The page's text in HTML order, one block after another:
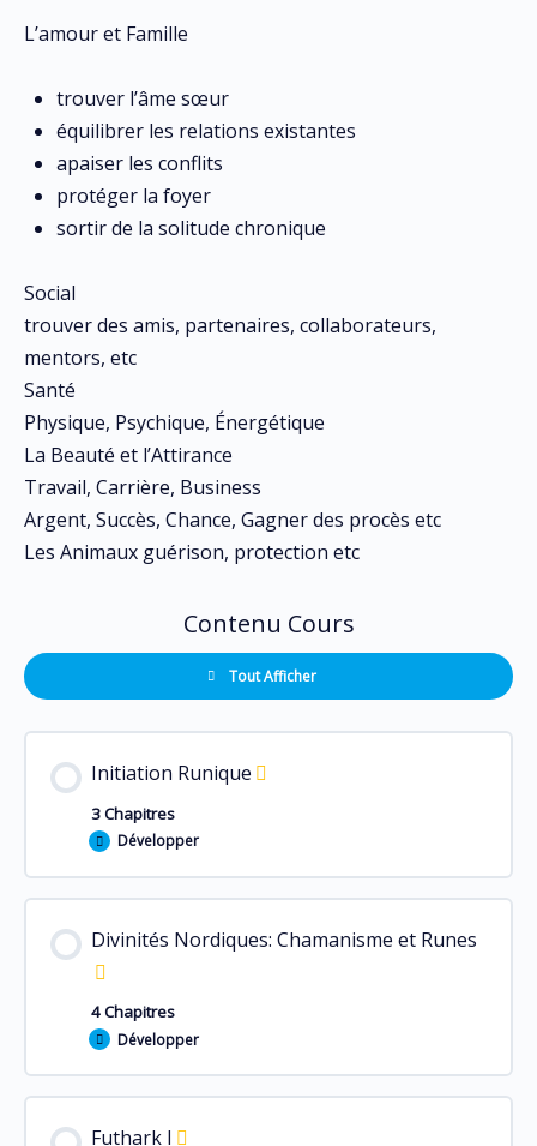
L’amour et Famille
trouver l’âme sœur
équilibrer les relations existantes
apaiser les conflits
protéger la foyer
sortir de la solitude chronique
Social
trouver des amis, partenaires, collaborateurs,
mentors, etc
Santé
Physique, Psychique, Énergétique
La Beauté et l’Attirance
Travail, Carrière, Business
Argent, Succès, Chance, Gagner des procès etc
Les Animaux guérison, protection etc
Contenu Cours
Tout Afficher
Initiation Runique
3 Chapitres
Développer
0% TERMINÉ 0/3 Steps
Initiation aux Runes
Divinités Nordiques: Chamanisme et Runes
4 Chapitres
Développer
Futhark I